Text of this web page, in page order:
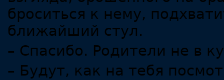
броситься к нему,
ближайший стул.
– Спасибо. Родители не в
– Будут, как на тебя